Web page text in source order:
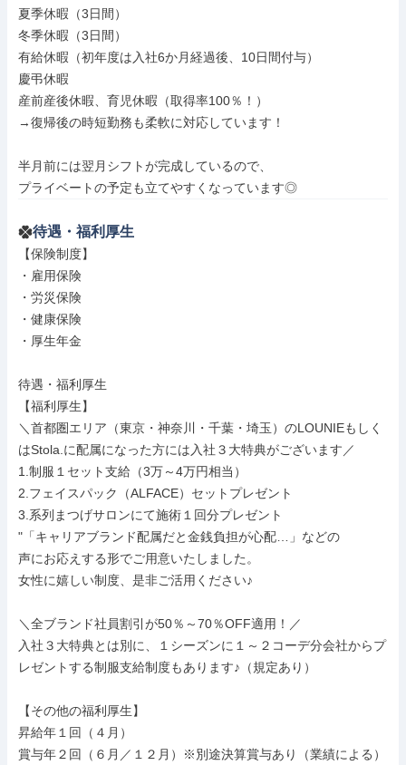
夏季休暇（3日間）
冬季休暇（3日間）
有給休暇（初年度は入社6か月経過後、10日間付与）
慶弔休暇
産前産後休暇、育児休暇（取得率100％！）
→復帰後の時短勤務も柔軟に対応しています！
半月前には翌月シフトが完成しているので、
プライベートの予定も立てやすくなっています◎
待遇・福利厚生
【保険制度】
・雇用保険
・労災保険
・健康保険
・厚生年金
待遇・福利厚生
【福利厚生】
＼首都圏エリア（東京・神奈川・千葉・埼玉）のLOUNIEもしく
はStola.に配属になった方には入社３大特典がございます／
1.制服１セット支給（3万～4万円相当）
2.フェイスパック（ALFACE）セットプレゼント
3.系列まつげサロンにて施術１回分プレゼント
"「キャリアブランド配属だと金銭負担が心配…」などの
声にお応えする形でご用意いたしました。
女性に嬉しい制度、是非ご活用ください♪
＼全ブランド社員割引が50％～70％OFF適用！／
入社３大特典とは別に、１シーズンに１～２コーデ分会社からプ
レゼントする制服支給制度もあります♪（規定あり）
【その他の福利厚生】
昇給年１回（４月）
賞与年２回（６月／１２月）※別途決算賞与あり（業績による）